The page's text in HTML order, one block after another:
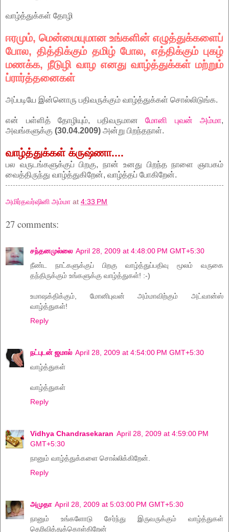
வாழ்த்துக்கள் தோழி
ஈரமும், மென்மையுமான உங்களின் எழுத்துக்களைப்
போல, தித்திக்கும் தமிழ் போல, எத்திக்கும் புகழ்
மணக்க, நீடுழி வாழ எனது வாழ்த்துக்கள் மற்றும்
ப்ரார்த்தனைகள்
அப்படியே இன்னொரு பதிவருக்கும் வாழ்த்துக்கள் சொல்லிடுங்க.
என் பள்ளித் தோழியும், பதிவருமான மோனி புவன் அம்மா,
அவங்களுக்கு (30.04.2009) அன்று பிறந்தநாள்.
வாழ்த்துக்கள் க்ருஷ்ணா....
பல வருடங்களுக்குப் பிறகு, நான் உனது பிறந்த நாளை ஞாபகம்
வைத்திருந்து வாழ்த்துகிறேன், வாழ்த்தப் போகிறேன்.
அமிர்தவர்ஷினி அம்மா at 4:33 PM
27 comments:
சந்தனமுல்லை April 28, 2009 at 4:48:00 PM GMT+5:30
நீண்ட நாட்களுக்குப் பிறகு வாழ்த்துப்பதிவு மூலம் வருகை
தந்திருக்கும் உங்களுக்கு வாழ்த்துகள்! :-)
உமாஷக்திக்கும், மோனிபுவன் அம்மாவிற்கும் அட்வான்ஸ்
வாழ்த்துகள்!
Reply
நட்புடன் ஜமால் April 28, 2009 at 4:54:00 PM GMT+5:30
வாழ்த்துகள்
வாழ்த்துகள்
Reply
Vidhya Chandrasekaran April 28, 2009 at 4:59:00 PM
GMT+5:30
நானும் வாழ்த்துக்களை சொல்லிக்கிறேன்.
Reply
அமுதா April 28, 2009 at 5:03:00 PM GMT+5:30
நானும் உங்களோடு சேர்ந்து இருவருக்கும் வாழ்த்துகள்
தெரிவித்துக்கொள்கிறேன்